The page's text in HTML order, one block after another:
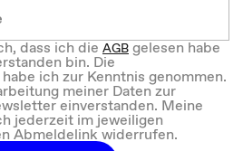
dass ich dieAGBgelesen habe
bin. Die
habe ich zur Kenntnis genommen.
meiner Daten zur
einverstanden. Meine
jederzeit im jeweiligen
Abmeldelink widerrufen.